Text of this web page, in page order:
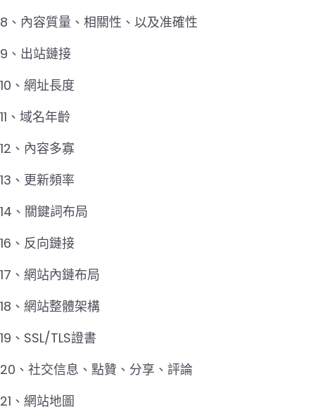
8、內容質量、相關性、以及准確性
9、出站鏈接
10、網址長度
11、域名年齡
12、內容多寡
13、更新頻率
14、關鍵詞布局
16、反向鏈接
17、網站內鏈布局
18、網站整體架構
19、SSL/TLS證書
20、社交信息、點贊、分享、評論
21、網站地圖